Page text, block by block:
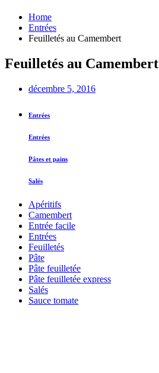
Home
Entrées
Feuilletés au Camembert
Feuilletés au Camembert
décembre 5, 2016
Entrées
Entrées
Pâtes et pains
Salés
Apéritifs
Camembert
Entrée facile
Entrées
Feuilletés
Pâte
Pâte feuilletée
Pâte feuilletée express
Salés
Sauce tomate